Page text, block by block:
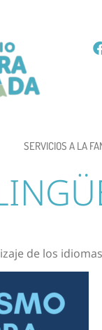
SERVICIOS A LA
de los